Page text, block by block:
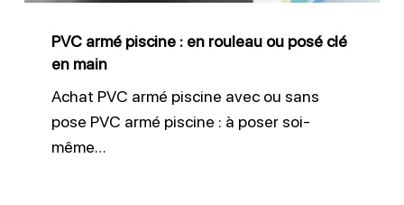
main
PVC armé piscine : en rouleau ou posé clé
en main
Achat PVC armé piscine avec ou sans
pose PVC armé piscine : à poser soi-
même…